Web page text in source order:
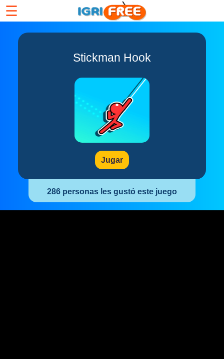
☰
Stickman Hook
Jugar
286 personas les gustó este juego